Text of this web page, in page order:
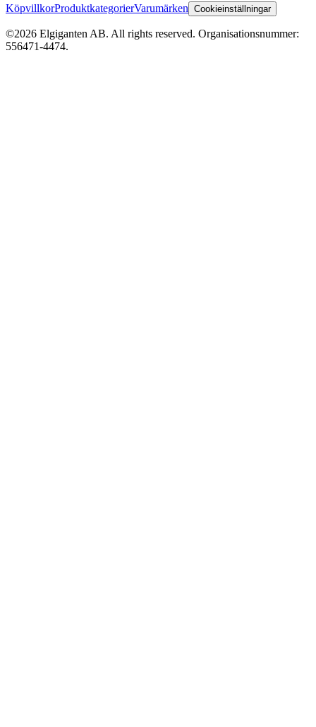
KöpvillkorProduktkategorierVarumärken Cookieinställningar
©2026 Elgiganten AB. All rights reserved. Organisationsnummer:
556471-4474.